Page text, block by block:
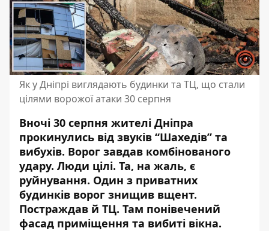
Як у Дніпрі виглядають будинки та ТЦ, що стали
цілями ворожої атаки 30 серпня
Вночі 30 серпня жителі Дніпра
прокинулись від звуків “Шахедів” та
вибухів. Ворог завдав комбінованого
удару. Люди цілі. Та, на жаль, є
руйнування. Один з приватних
будинків ворог знищив вщент.
Постраждав й ТЦ. Там понівечений
фасад приміщення та вибиті вікна.